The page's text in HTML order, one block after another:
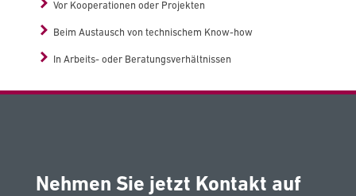
Vor Kooperationen oder Projekten
Beim Austausch von technischem Know-how
In Arbeits- oder Beratungsverhältnissen
Nehmen Sie jetzt Kontakt auf